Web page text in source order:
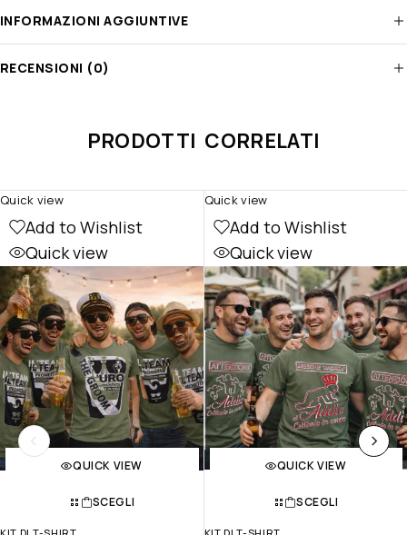
INFORMAZIONI AGGIUNTIVE
RECENSIONI (0)
PRODOTTI CORRELATI
Add to Wishlist
Quick view
QUICK VIEW
SCEGLI
Quick view
Add to Wishlist
Quick view
QUICK VIEW
SCEGLI
Quick view